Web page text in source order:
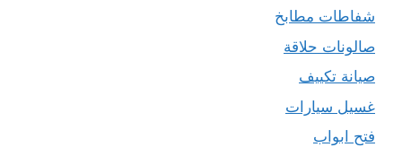
شفاطات مطابخ
صالونات حلاقة
صيانة تكييف
غسيل سيارات
فتح ابواب